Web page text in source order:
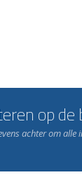
op de
achter om